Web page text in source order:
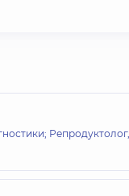
Репродуктолог,